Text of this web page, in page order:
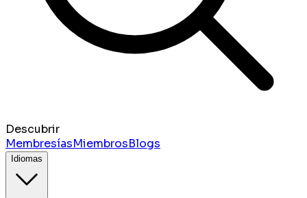
Descubrir
MembresíasMiembrosBlogs
Idiomas